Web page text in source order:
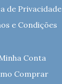
de Privacidade
e Condições
Conta
Comprar